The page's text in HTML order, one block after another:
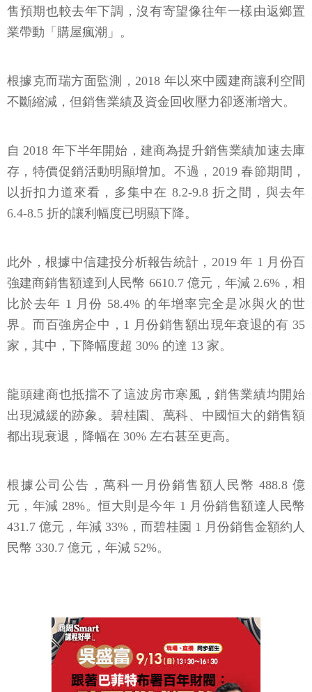
售預期也較去年下調，沒有寄望像往年一樣由返鄉置
業帶動「購屋瘋潮」。
根據克而瑞方面監測，2018 年以來中國建商讓利空間
不斷縮減，但銷售業績及資金回收壓力卻逐漸增大。
自 2018 年下半年開始，建商為提升銷售業績加速去庫
存，特價促銷活動明顯增加。不過，2019 春節期間，
以折扣力道來看，多集中在 8.2-9.8 折之間，與去年
6.4-8.5 折的讓利幅度已明顯下降。
此外，根據中信建投分析報告統計，2019 年 1 月份百
強建商銷售額達到人民幣 6610.7 億元，年減 2.6%，相
比於去年 1 月份 58.4% 的年增率完全是冰與火的世
界。而百強房企中，1 月份銷售額出現年衰退的有 35
家，其中，下降幅度超 30% 的達 13 家。
龍頭建商也抵擋不了這波房市寒風，銷售業績均開始
出現減緩的跡象。碧桂園、萬科、中國恒大的銷售額
都出現衰退，降幅在 30% 左右甚至更高。
根據公司公告，萬科一月份銷售額人民幣 488.8 億
元，年減 28%。恒大則是今年 1 月份銷售額達人民幣
431.7 億元，年減 33%，而碧桂園 1 月份銷售金額約人
民幣 330.7 億元，年減 52%。